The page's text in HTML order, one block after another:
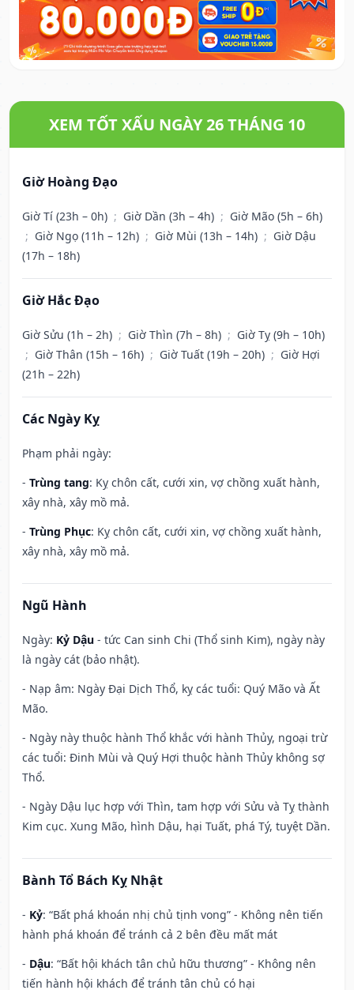
XEM TỐT XẤU NGÀY 26 THÁNG 10
Giờ Hoàng Đạo
Giờ Tí (23h – 0h) ; Giờ Dần (3h – 4h) ; Giờ Mão (5h – 6h)
; Giờ Ngọ (11h – 12h) ; Giờ Mùi (13h – 14h) ; Giờ Dậu
(17h – 18h)
Giờ Hắc Đạo
Giờ Sửu (1h – 2h) ; Giờ Thìn (7h – 8h) ; Giờ Tỵ (9h – 10h)
; Giờ Thân (15h – 16h) ; Giờ Tuất (19h – 20h) ; Giờ Hợi
(21h – 22h)
Các Ngày Kỵ
Phạm phải ngày:
- Trùng tang: Kỵ chôn cất, cưới xin, vợ chồng xuất hành,
xây nhà, xây mồ mả.
- Trùng Phục: Kỵ chôn cất, cưới xin, vợ chồng xuất hành,
xây nhà, xây mồ mả.
Ngũ Hành
Ngày: Kỷ Dậu - tức Can sinh Chi (Thổ sinh Kim), ngày này
là ngày cát (bảo nhật).
- Nạp âm: Ngày Đại Dịch Thổ, kỵ các tuổi: Quý Mão và Ất
Mão.
- Ngày này thuộc hành Thổ khắc với hành Thủy, ngoại trừ
các tuổi: Đinh Mùi và Quý Hợi thuộc hành Thủy không sợ
Thổ.
- Ngày Dậu lục hợp với Thìn, tam hợp với Sửu và Tỵ thành
Kim cục. Xung Mão, hình Dậu, hại Tuất, phá Tý, tuyệt Dần.
Bành Tổ Bách Kỵ Nhật
- Kỷ: “Bất phá khoán nhị chủ tịnh vong” - Không nên tiến
hành phá khoán để tránh cả 2 bên đều mất mát
- Dậu: “Bất hội khách tân chủ hữu thương” - Không nên
tiến hành hội khách để tránh tân chủ có hại